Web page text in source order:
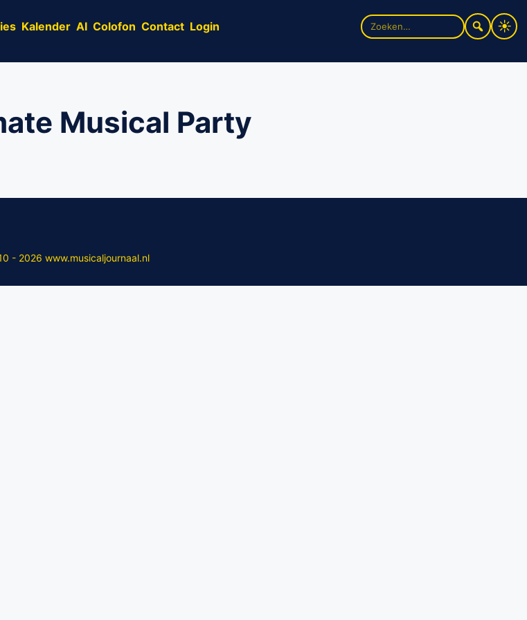
Kalender AI Colofon Contact Login
Zoek
naar:
Musical Party
- 2026 www.musicaljournaal.nl